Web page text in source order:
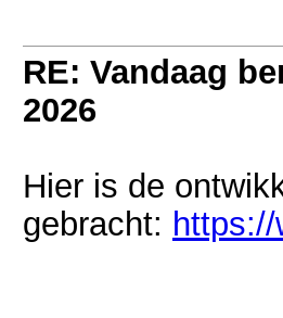
RE: Vandaag
2026
Hier is de
gebracht: